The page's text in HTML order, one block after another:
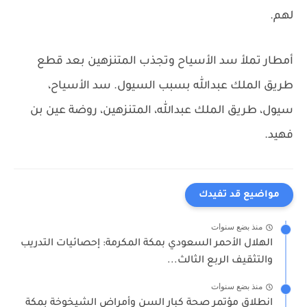
لهم.
أمطار تملأ سد الأسياح وتجذب المتنزهين بعد قطع
طريق الملك عبدالله بسبب السيول. سد الأسياح،
سيول، طريق الملك عبدالله، المتنزهين، روضة عين بن
فهيد.
مواضيع قد تفيدك
منذ بضع سنوات
الهلال الأحمر السعودي بمكة المكرمة: إحصائيات التدريب
والتثقيف الربع الثالث...
منذ بضع سنوات
انطلاق مؤتمر صحة كبار السن وأمراض الشيخوخة بمكة